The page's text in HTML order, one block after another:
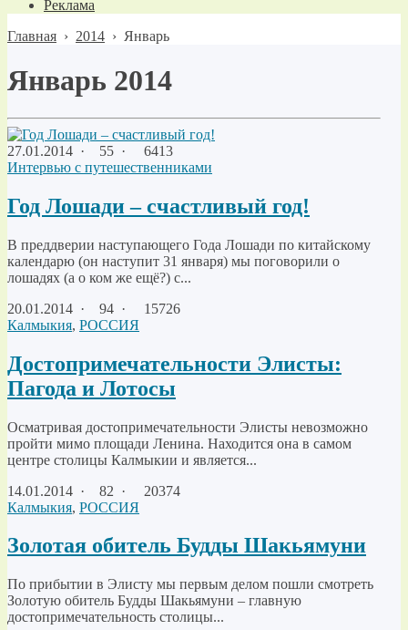
Реклама
Главная › 2014 › Январь
Январь 2014
27.01.2014 · 55 ·
6413
Интервью с путешественниками
Год Лошади – счастливый год!
В преддверии наступающего Года Лошади по китайскому
календарю (он наступит 31 января) мы поговорили о
лошадях (а о ком же ещё?) с...
20.01.2014 · 94 ·
15726
Калмыкия, РОССИЯ
Достопримечательности Элисты:
Пагода и Лотосы
Осматривая достопримечательности Элисты невозможно
пройти мимо площади Ленина. Находится она в самом
центре столицы Калмыкии и является...
14.01.2014 · 82 ·
20374
Калмыкия, РОССИЯ
Золотая обитель Будды Шакьямуни
По прибытии в Элисту мы первым делом пошли смотреть
Золотую обитель Будды Шакьямуни – главную
достопримечательность столицы...